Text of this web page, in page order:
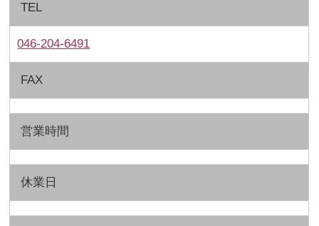
TEL
046-204-6491
FAX
営業時間
休業日